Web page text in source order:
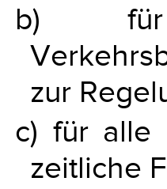
b) für
zur
c) für alle
zeitliche